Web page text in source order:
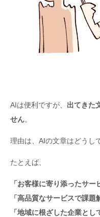
AIは便利ですが、 出てきた
せん。
理由は、AIの文章はどうし
たとえば、
「お客様に寄り添ったサー
「高品質なサービスで課題
「地域に根ざした企業とし